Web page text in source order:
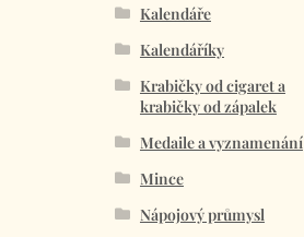
Kalendáře
Kalendáříky
Krabičky od cigaret a
krabičky od zápalek
Medaile a vyznamenání
Mince
Nápojový průmysl